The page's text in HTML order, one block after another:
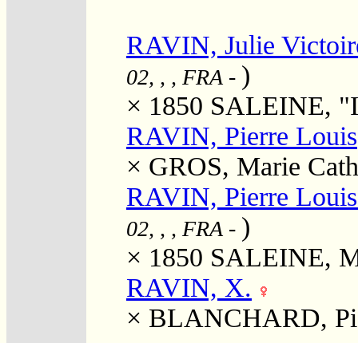
RAVIN, Julie
02, , , FRA - )
× 1850 SALEINE,
RAVIN, Pierre Louis
× GROS, Marie
RAVIN, Pierre
02, , , FRA - )
× 1850 SALEINE,
RAVIN, X.
× BLANCHARD,